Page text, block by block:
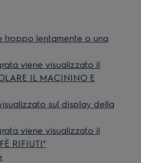
troppo lentamente o una
viene visualizzato il
IL MACININO E
sul display della
viene visualizzato il
RIFIUTI"